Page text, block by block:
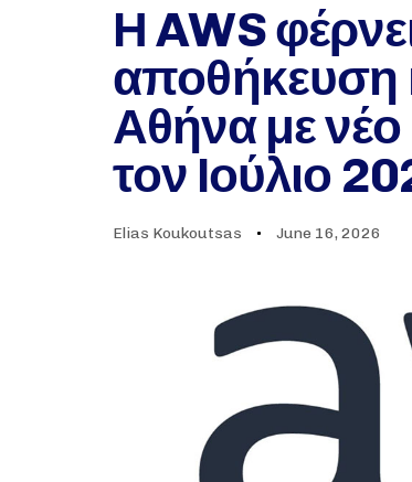
IN:
Η AWS
αποθήκευση
Αθήνα με
τον Ιούλιο
Elias Koukoutsas
on:
June 16, 2026